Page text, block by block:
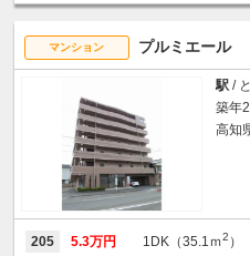
マンション プルミエール
駅 /
築年
高知
205 5.3万円 1DK（35.1ｍ2 ）